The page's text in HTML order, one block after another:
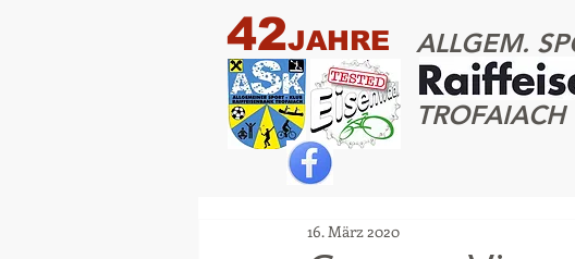
42JAHRE ALLGEM.
TROFAIACH
16. März 2020